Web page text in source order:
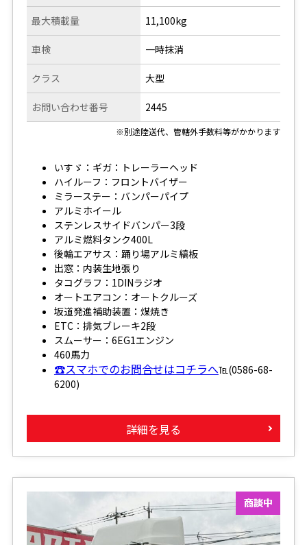
最大積載量
車検
クラス
お問い合わせ番号
11,100kg
一時抹消
大型
2445
※別途陸送代、管轄外手数料等がかかります
いすゞ：ギガ：トレーラーヘッド
ハイルーフ：フロントバイザー
ミラーステー：バンパーパイプ
アルミホイール
ステンレスサイドバンパー3段
アルミ燃料タンク400L
後輪エアサス：踊り場アルミ縞板
出窓：内装生地張り
タコグラフ：1DINラジオ
オートエアコン：オートクルーズ
坂道発進補助装置：煤焼き
ETC：排気ブレーキ2段
スムーサー：6EG1エンジン
460馬力
☎スマホでのお問合せはコチラへ℡(0586-68-
6200)
詳細を見る